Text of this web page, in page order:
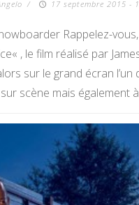
/ 17 septembre 2015 -
Rappelez-
, le film réalisé par
sur le grand écran
scène mais également